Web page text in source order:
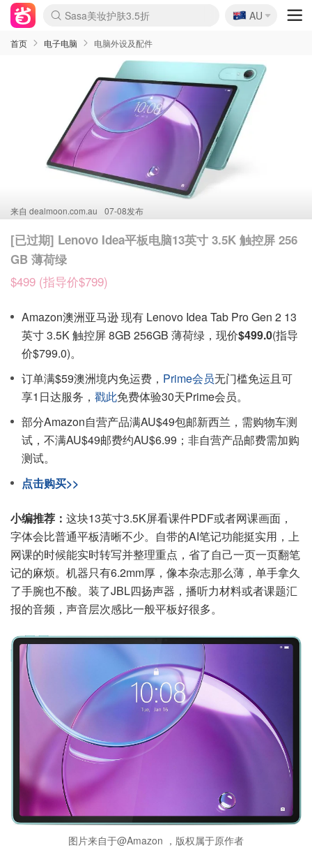
lululemon折扣上新
Sasa美妆护肤3.5折
SSENSE年中2.5折
FreshBeauty好价汇总
Cettire降价+叠9折
WWS Coles超市实拍
viagogo二手票捡漏
Myer超级周末
The Outnet奢牌1折起
David Jones 3折起
Flannels大牌1折
Perfumes Club护肤1折
AMIRO面罩$251
Amazon折扣汇总
eToro入金$200送$50
Amazon数码好物
ICONIC本周7.5折
ThedoubleF高奢地板价
Moose Knuckles 6折
丝芙兰5折起
EUFY摄像头$98
Selenichast首饰2折
Trip机票酒店促销
YSL送5件彩妆礼
Amazon家居好物
Amazon美妆护肤
雅漾大喷$8
过敏原检测盒$33
伊索独家赠50ml沐浴露
科颜氏高保湿面霜$29
SEALIFE海洋馆门票6折
丝塔芙大白罐$16
订阅Newsletter送香薰
Cult Beauty 6.8折
Harrods圣诞日历$525
LN-CC奢牌私促3折
d'Alba空姐喷雾$16
EVE LOM套装£56
Bernardelli独家4折
Adore Beauty 6折起
CT圣诞日历
Mytheresa奢品2.7折
Luxury Escapes 9折
Currentbody美容仪$881
MOON Garden Live
Roborock扫地机$649
Tingo Life水杯$24
Valentino官网5折
CR洗护套装$23
修丽可4件套$159
Myer彩妆2件7折
GANNI官网4.5折
Stylevana韩妆4折
Tessabit高奢8.5折
OGX洗发水$11
Amazon阿德莱德次日达
卡诗8.5折+赠礼
Philips Hue灯具8折
🇦🇺
AU
首页 电子电脑 电脑外设及配件
来自 dealmoon.com.au 07-08发布
[已过期] Lenovo Idea平板电脑13英寸 3.5K 触控屏 256
GB 薄荷绿
$499 (指导价$799)
Amazon澳洲亚马逊 现有 Lenovo Idea Tab Pro Gen 2 13
英寸 3.5K 触控屏 8GB 256GB 薄荷绿，现价$499.0(指导
价$799.0)。
订单满$59澳洲境内免运费， Prime会员无门槛免运且可
享1日达服务， 戳此免费体验30天Prime会员。
部分Amazon自营产品满AU$49包邮新西兰，需购物车测
试，不满AU$49邮费约AU$6.99；非自营产品邮费需加购
测试。
点击购买>>
小编推荐： 这块13英寸3.5K屏看课件PDF或者网课画面，
字体会比普通平板清晰不少。自带的AI笔记功能挺实用，上
网课的时候能实时转写并整理重点，省了自己一页一页翻笔
记的麻烦。机器只有6.2mm厚，像本杂志那么薄，单手拿久
了手腕也不酸。装了JBL四扬声器，播听力材料或者课题汇
报的音频，声音层次感比一般平板好很多。
图片来自于@Amazon ，版权属于原作者